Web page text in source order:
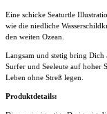
Eine schicke Seaturtle
wie die niedliche
den weiten Ozean.
Langsam und stetig bring Dich
Surfer und Seeleute auf hoher
Leben ohne Streß legen.
Produktdetails: